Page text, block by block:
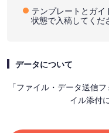
テンプレートとガ
状態で入稿してくだ
データについて
「ファイル・データ送信
イル添付